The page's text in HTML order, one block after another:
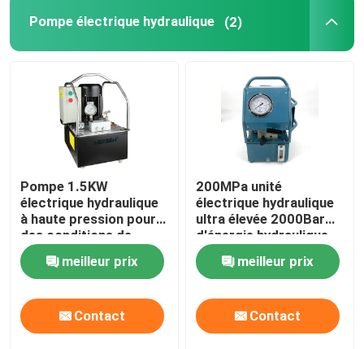
Pompe pneumatique hydraulique
Pompe électrique hydraulique
Dispositif d'essai de valve de carburant
Tendre hydraulique de boulon
Cylindre hydraulique Jack
clés dynamométriques hydrauliques
Clé dynamométrique pneumatique
Pompe électrique hydraulique (2)
Pompe 1.5KW
électrique hydraulique
à haute pression pour
des conditions de
travail hydrauliques
meilleur prix
Contact
200MPa unité
électrique hydraulique
ultra élevée 2000Bar
d'énergie hydraulique
de la pompe DC220V
meilleur prix
Contact